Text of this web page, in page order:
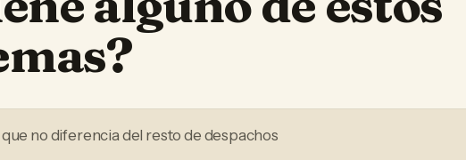
no diferencia del resto de despachos